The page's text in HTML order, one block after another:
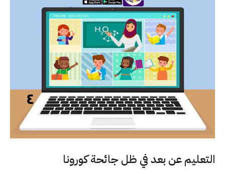
التعليم عن بعد في ظل جائحة كورونا